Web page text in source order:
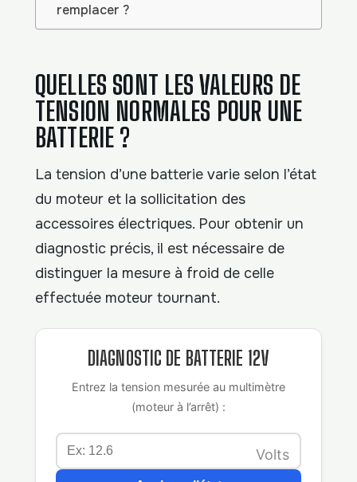
remplacer ?
QUELLES SONT LES VALEURS DE
TENSION NORMALES POUR UNE
BATTERIE ?
La tension d’une batterie varie selon l’état
du moteur et la sollicitation des
accessoires électriques. Pour obtenir un
diagnostic précis, il est nécessaire de
distinguer la mesure à froid de celle
effectuée moteur tournant.
DIAGNOSTIC DE BATTERIE 12V
Entrez la tension mesurée au multimètre
(moteur à l’arrêt) :
Volts